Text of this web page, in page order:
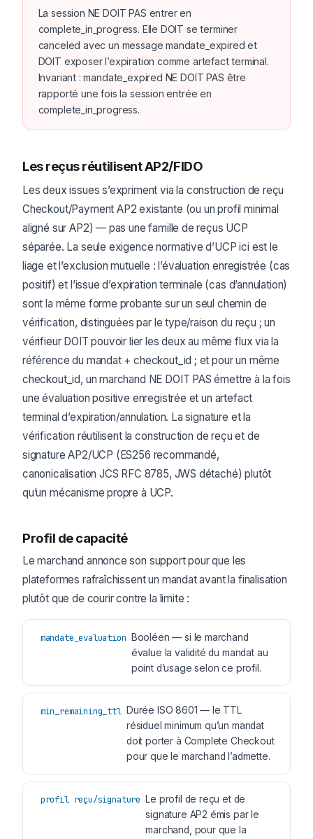
La session NE DOIT PAS entrer en
complete_in_progress. Elle DOIT se terminer
canceled avec un message mandate_expired et
DOIT exposer l’expiration comme artefact terminal.
Invariant : mandate_expired NE DOIT PAS être
rapporté une fois la session entrée en
complete_in_progress.
Les reçus réutilisent AP2/FIDO
Les deux issues s’expriment via la construction de reçu
Checkout/Payment AP2 existante (ou un profil minimal
aligné sur AP2) — pas une famille de reçus UCP
séparée. La seule exigence normative d’UCP ici est le
liage et l’exclusion mutuelle : l’évaluation enregistrée (cas
positif) et l’issue d’expiration terminale (cas d’annulation)
sont la même forme probante sur un seul chemin de
vérification, distinguées par le type/raison du reçu ; un
vérifieur DOIT pouvoir lier les deux au même flux via la
référence du mandat + checkout_id ; et pour un même
checkout_id, un marchand NE DOIT PAS émettre à la fois
une évaluation positive enregistrée et un artefact
terminal d’expiration/annulation. La signature et la
vérification réutilisent la construction de reçu et de
signature AP2/UCP (ES256 recommandé,
canonicalisation JCS RFC 8785, JWS détaché) plutôt
qu’un mécanisme propre à UCP.
Profil de capacité
Le marchand annonce son support pour que les
plateformes rafraîchissent un mandat avant la finalisation
plutôt que de courir contre la limite :
mandate_evaluation Booléen — si le marchand
évalue la validité du mandat au
point d’usage selon ce profil.
min_remaining_ttl Durée ISO 8601 — le TTL
résiduel minimum qu’un mandat
doit porter à Complete Checkout
pour que le marchand l’admette.
profil reçu/signature
Le profil de reçu et de
signature AP2 émis par le
marchand, pour que la